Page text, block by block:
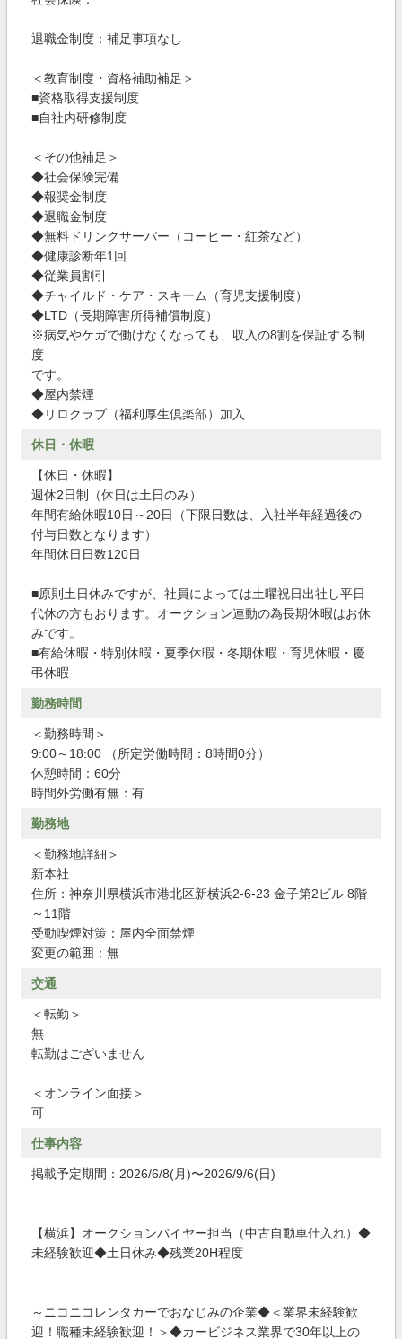
退職金制度：補足事項なし
＜教育制度・資格補助補足＞
■資格取得支援制度
■自社内研修制度
＜その他補足＞
◆社会保険完備
◆報奨金制度
◆退職金制度
◆無料ドリンクサーバー（コーヒー・紅茶など）
◆健康診断年1回
◆従業員割引
◆チャイルド・ケア・スキーム（育児支援制度）
◆LTD（長期障害所得補償制度）
※病気やケガで働けなくなっても、収入の8割を保証する制
度
です。
◆屋内禁煙
◆リロクラブ（福利厚生倶楽部）加入
休日・休暇
【休日・休暇】
週休2日制（休日は土日のみ）
年間有給休暇10日～20日（下限日数は、入社半年経過後の
付与日数となります）
年間休日日数120日
■原則土日休みですが、社員によっては土曜祝日出社し平日
代休の方もおります。オークション連動の為長期休暇はお休
みです。
■有給休暇・特別休暇・夏季休暇・冬期休暇・育児休暇・慶
弔休暇
勤務時間
＜勤務時間＞
9:00～18:00 （所定労働時間：8時間0分）
休憩時間：60分
時間外労働有無：有
勤務地
＜勤務地詳細＞
新本社
住所：神奈川県横浜市港北区新横浜2-6-23 金子第2ビル 8階
～11階
受動喫煙対策：屋内全面禁煙
変更の範囲：無
交通
＜転勤＞
無
転勤はございません
＜オンライン面接＞
可
仕事内容
掲載予定期間：2026/6/8(月)〜2026/9/6(日)
【横浜】オークションバイヤー担当（中古自動車仕入れ）◆
未経験歓迎◆土日休み◆残業20H程度
～ニコニコレンタカーでおなじみの企業◆＜業界未経験歓
迎！職種未経験歓迎！＞◆カービジネス業界で30年以上の